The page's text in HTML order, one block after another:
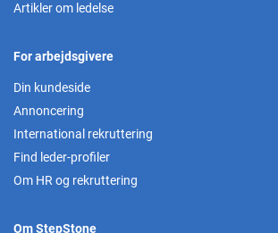
Artikler om ledelse
For arbejdsgivere
Din kundeside
Annoncering
International rekruttering
Find leder-profiler
Om HR og rekruttering
Om StepStone